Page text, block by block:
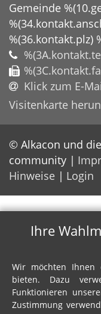
Gemeinde
%(36.kontakt.plz)
Klick zum E-
Visitenkarte
© Alkacon und
community
Hinweise
Login
Ihre
Wir möchten Ihnen
bieten. Dazu
Funktionieren
Zustimmung